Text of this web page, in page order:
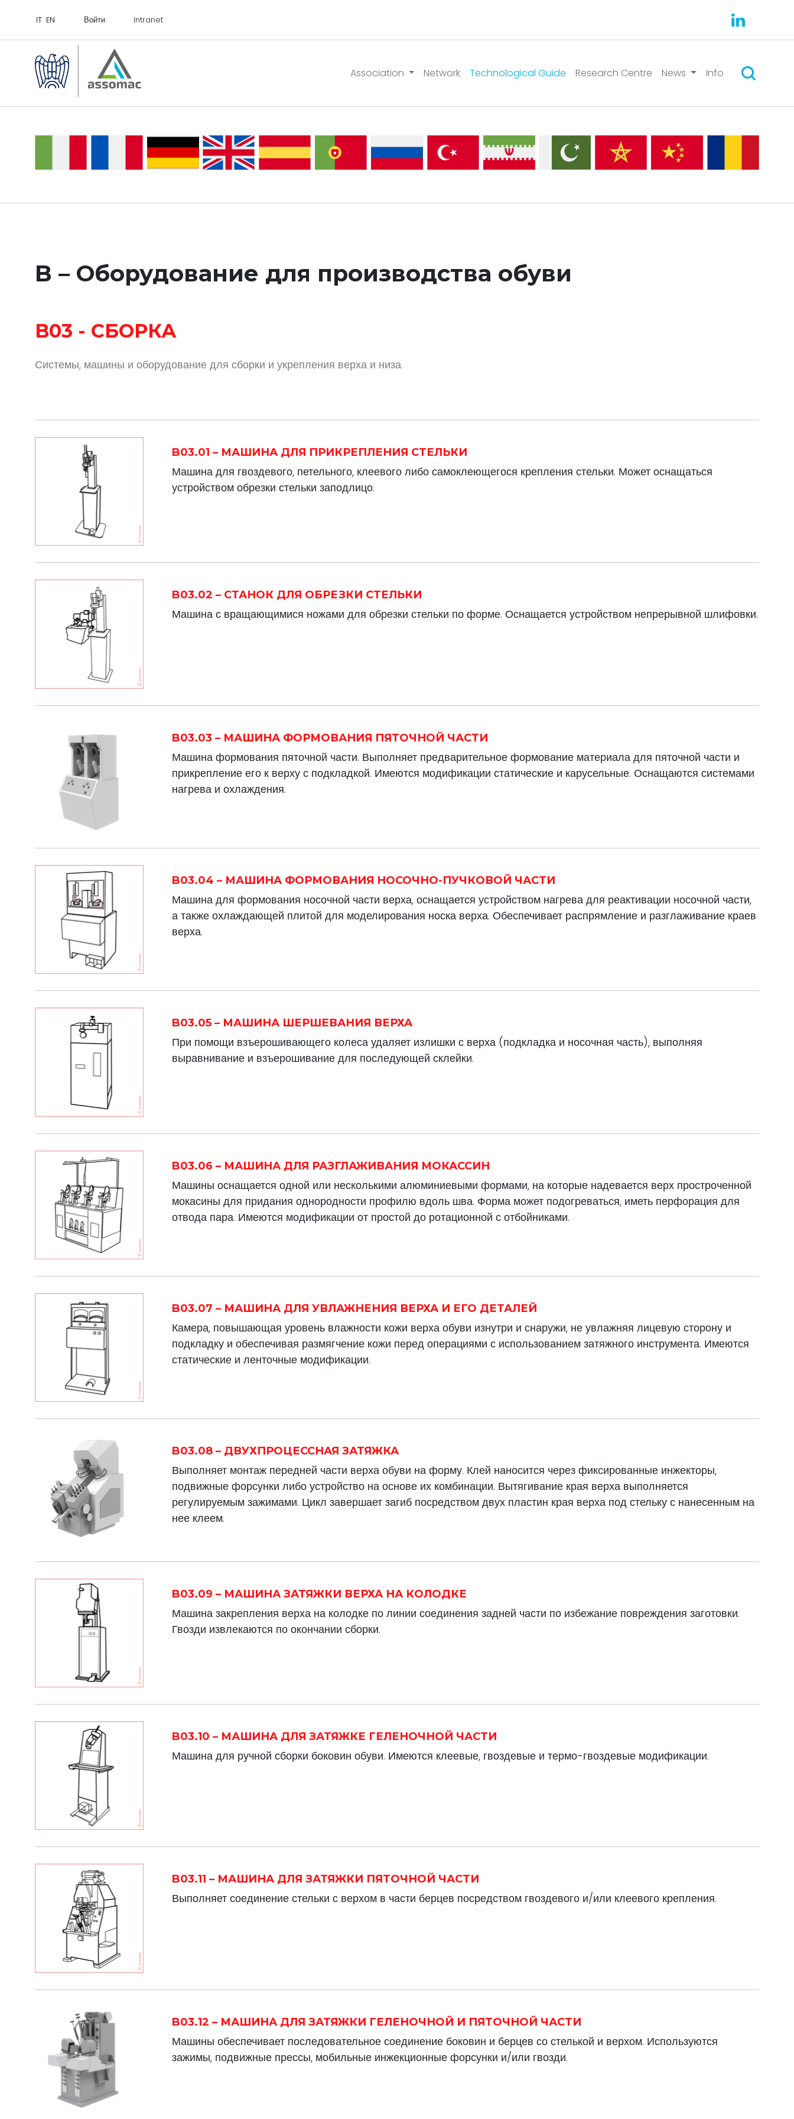
Войти Intranet
Association Network Technological Guide Research Centre News Info Поиск
B – Оборудование для производства обуви
B03 - СБОРКА
Системы, машины и оборудование для сборки и укрепления верха и низа.
B03.01 – МАШИНА ДЛЯ ПРИКРЕПЛЕНИЯ СТЕЛЬКИ
Машина для гвоздевого, петельного, клеевого либо самоклеющегося крепления стельки. Может оснащаться
устройством обрезки стельки заподлицо.
B03.02 – СТАНОК ДЛЯ ОБРЕЗКИ СТЕЛЬКИ
Машина с вращающимися ножами для обрезки стельки по форме. Оснащается устройством непрерывной шлифовки.
B03.03 – МАШИНА ФОРМОВАНИЯ ПЯТОЧНОЙ ЧАСТИ
Машина формования пяточной части. Выполняет предварительное формование материала для пяточной части и
прикрепление его к верху с подкладкой. Имеются модификации статические и карусельные. Оснащаются системами
нагрева и охлаждения.
B03.04 – МАШИНА ФОРМОВАНИЯ НОСОЧНО-ПУЧКОВОЙ ЧАСТИ
Машина для формования носочной части верха, оснащается устройством нагрева для реактивации носочной части,
а также охлаждающей плитой для моделирования носка верха. Обеспечивает распрямление и разглаживание краев
верха.
B03.05 – МАШИНА ШЕРШЕВАНИЯ ВЕРХА
При помощи взъерошивающего колеса удаляет излишки с верха (подкладка и носочная часть), выполняя
выравнивание и взъерошивание для последующей склейки.
B03.06 – МАШИНА ДЛЯ РАЗГЛАЖИВАНИЯ МОКАССИН
Машины оснащается одной или несколькими алюминиевыми формами, на которые надевается верх простроченной
мокасины для придания однородности профилю вдоль шва. Форма может подогреваться, иметь перфорация для
отвода пара. Имеются модификации от простой до ротационной с отбойниками.
B03.07 – МАШИНА ДЛЯ УВЛАЖНЕНИЯ ВЕРХА И ЕГО ДЕТАЛЕЙ
Камера, повышающая уровень влажности кожи верха обуви изнутри и снаружи, не увлажняя лицевую сторону и
подкладку и обеспечивая размягчение кожи перед операциями с использованием затяжного инструмента. Имеются
статические и ленточные модификации.
B03.08 – ДВУХПРОЦЕССНАЯ ЗАТЯЖКА
Выполняет монтаж передней части верха обуви на форму. Клей наносится через фиксированные инжекторы,
подвижные форсунки либо устройство на основе их комбинации. Вытягивание края верха выполняется
регулируемым зажимами. Цикл завершает загиб посредством двух пластин края верха под стельку с нанесенным на
нее клеем.
B03.09 – МАШИНА ЗАТЯЖКИ ВЕРХА НА КОЛОДКЕ
Машина закрепления верха на колодке по линии соединения задней части по избежание повреждения заготовки.
Гвозди извлекаются по окончании сборки.
B03.10 – МАШИНА ДЛЯ ЗАТЯЖКЕ ГЕЛЕНОЧНОЙ ЧАСТИ
Машина для ручной сборки боковин обуви. Имеются клеевые, гвоздевые и термо-гвоздевые модификации.
B03.11 – МАШИНА ДЛЯ ЗАТЯЖКИ ПЯТОЧНОЙ ЧАСТИ
Выполняет соединение стельки с верхом в части берцев посредством гвоздевого и/или клеевого крепления.
B03.12 – МАШИНА ДЛЯ ЗАТЯЖКИ ГЕЛЕНОЧНОЙ И ПЯТОЧНОЙ ЧАСТИ
Машины обеспечивает последовательное соединение боковин и берцев со стелькой и верхом. Используются
зажимы, подвижные прессы, мобильные инжекционные форсунки и/или гвозди.